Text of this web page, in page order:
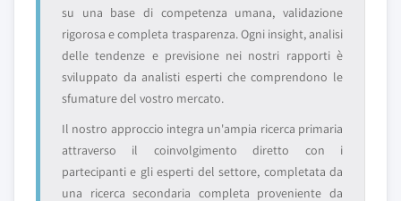
su una base di competenza umana, validazione
rigorosa e completa trasparenza. Ogni insight, analisi
delle tendenze e previsione nei nostri rapporti è
sviluppato da analisti esperti che comprendono le
sfumature del vostro mercato.
Il nostro approccio integra un'ampia ricerca primaria
attraverso il coinvolgimento diretto con i
partecipanti e gli esperti del settore, completata da
una ricerca secondaria completa proveniente da